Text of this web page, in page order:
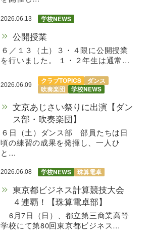
2026.06.13 学校NEWS
公開授業
６／１３（土）３・４限に公開授業
を行いました。 １・２年生は通常…
2026.06.09 クラブTOPICS
ダンス
吹奏楽団
学校NEWS
文京あじさい祭りに出演【ダン
ス部・吹奏楽団】
６日（土）ダンス部 部員たちは日
頃の練習の成果を発揮し、一人ひ
と…
2026.06.08 学校NEWS 珠算電卓
東京都ビジネス計算競技大会
４連覇！【珠算電卓部】
6月7日（日）、都立第三商業高等
学校にて第80回東京都ビジネス…